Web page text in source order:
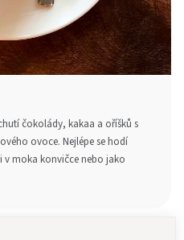
čokolády, kakaa a oříšků s
ovoce. Nejlépe se hodí
v moka konvičce nebo jako